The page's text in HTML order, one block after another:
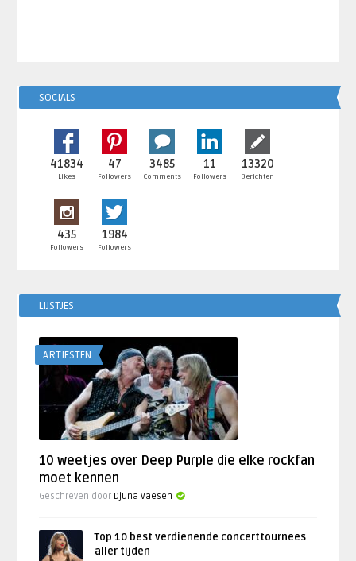
SOCIALS
41834
Likes
47
Followers
3485
Comments
11
Followers
13320
Berichten
435
Followers
1984
Followers
LIJSTJES
ARTIESTEN
10 weetjes over Deep Purple die elke rockfan
moet kennen
Geschreven door Djuna Vaesen
Top 10 best verdienende concerttournees
aller tijden